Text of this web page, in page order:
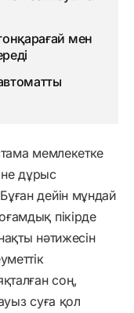
мен
мемлекетке
дұрыс
дейін мұндай
пікірде
нәтижесін
соң,
суға қол